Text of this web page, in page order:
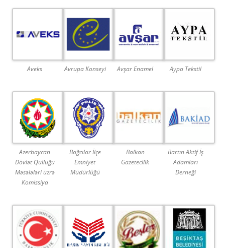
Aveks Avrupa Konseyi Avşar Enamel Aypa Tekstil
Azerbaycan
Dövlət Qulluğu
Məsələləri üzrə
Komissiya
Bağcılar İlçe
Emniyet
Müdürlüğü
Balkan
Gazetecilik
Bartın Aktif İş
Adamları
Derneği